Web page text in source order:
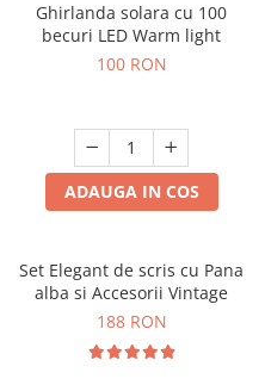
Ghirlanda solara cu 100
becuri LED Warm light
100 RON
ADAUGA IN COS
Set Elegant de scris cu Pana
alba si Accesorii Vintage
188 RON